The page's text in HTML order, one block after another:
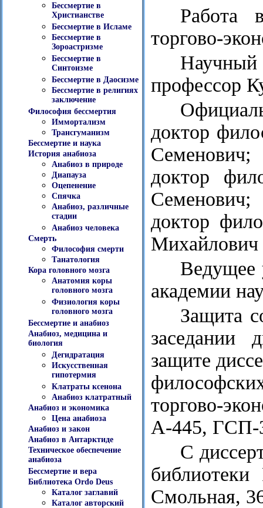
Бессмертие в
Христианстве
Бессмертие в Исламе
Бессмертие в
Зороастризме
Бессмертие в
Синтоизме
Бессмертие в Даосизме
Бессмертие в религиях
заключение
Философия бессмертия
Иммортализм
Трансгуманизм
Бессмертие и наука
История анабиоза
Анабиоз в природе
Диапауза
Оцепенение
Спячка
Анабиоз, различные
стадии
Анабиоз человека
Смерть
Философия смерти
Танатология
Кора головного мозга
Анатомия коры
головного мозга
Физиология коры
головного мозга
Бессмертие и анабиоз
Анабиоз, медицина и
биология
Дегидратация
Искусственная
гипотермия
Клатраты ксенона
Анабиоз клатратный
Анабиоз и экономика
Цена анабиоза
Анабиоз и закон
Анабиоз в Антарктиде
Техническое обеспечение
анабиоза
Бессмертие и вера
Библиотека Ordo Deus
Каталог заглавий
Каталог авторский
Работа
торгово-
Научный
профессор
доктор
Семенович;
доктор
Семенович;
доктор
Михайлович
Ведущее
академии
Защита
заседании
защите
торгово-
А-445, ГСП-
С
Смольная,